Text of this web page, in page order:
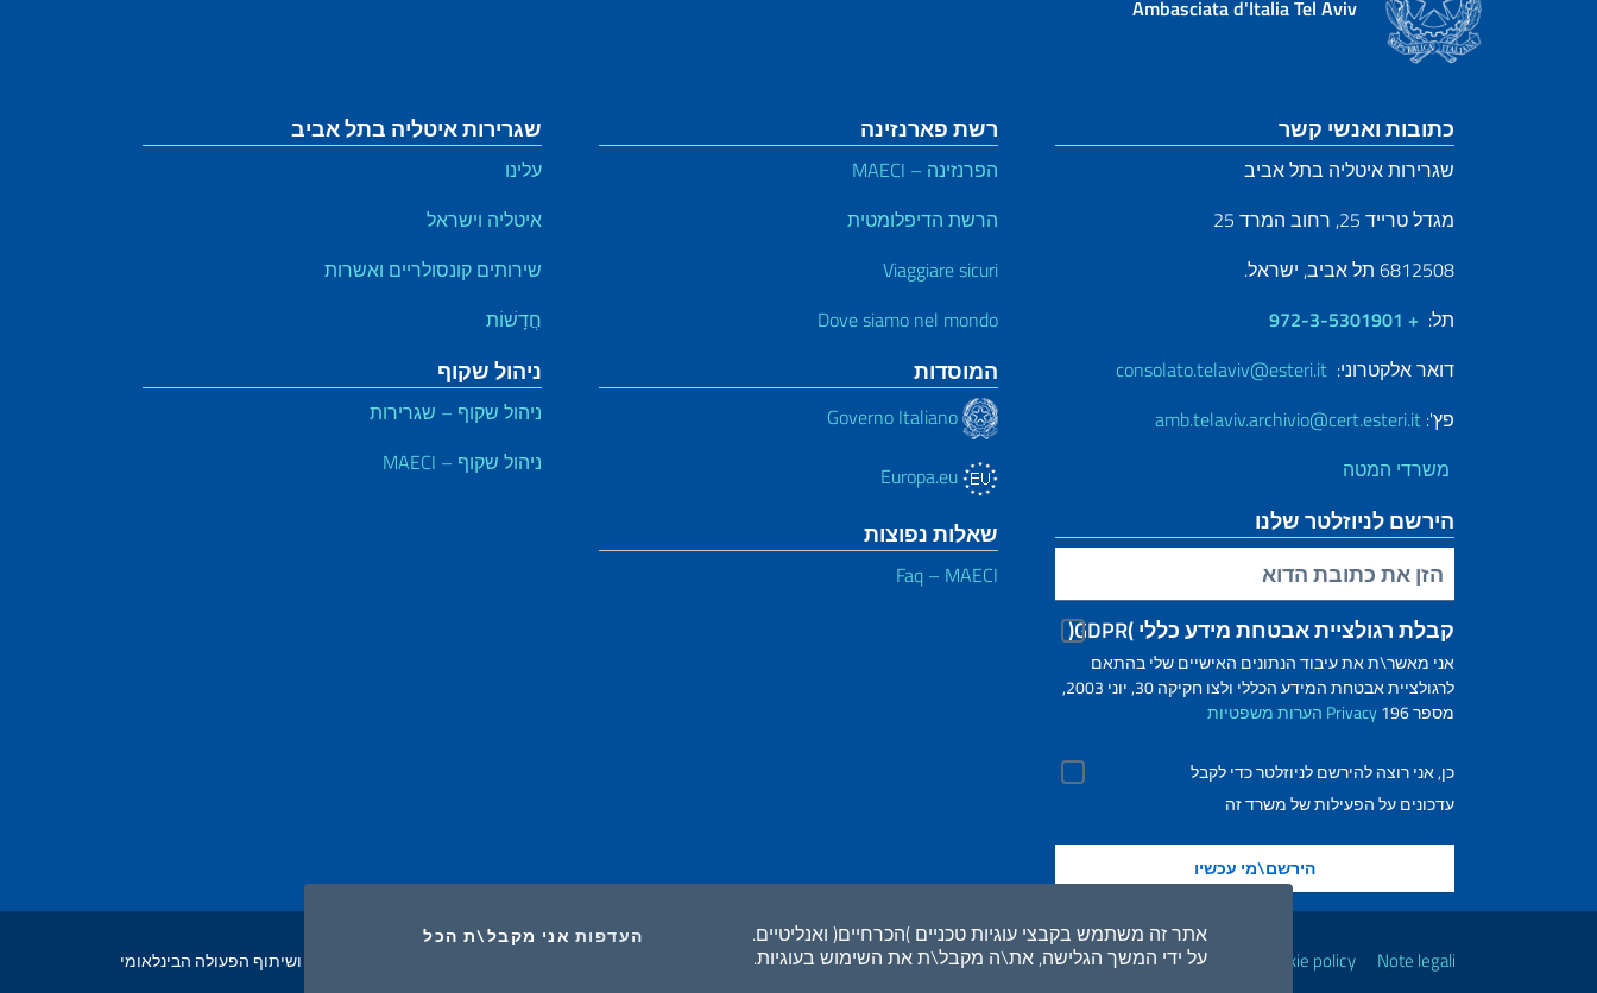
אתר זה משתמש בקבצי עוגיות טכניים )הכרחיים( ואנליטיים.
על ידי המשך הגלישה, את\ה מקבל\ת את השימוש בעוגיות.
העדפותCOOKIES
אני מקבל\ת הכלI COOKIES
Ambasciata d'Italia Tel Aviv
קטע כותרת תחתונה
כתובות ואנשי קשר
שגרירות איטליה בתל אביב
מגדל טרייד 25, רחוב המרד 25
6812508 תל אביב, ישראל.
תל: + 972-3-5301901
דואר אלקטרוני: consolato.telaviv@esteri.it
פץ': amb.telaviv.archivio@cert.esteri.it
משרדי המטה
הירשם לניוזלטר שלנו
הזן את כתובת הדוא"ל שלך
קבלת רגולציית אבטחת מידע כללי )GDPR(
אני מאשר\ת את עיבוד הנתונים האישיים שלי בהתאם
לרגולציית אבטחת המידע הכללי ולצו חקיקה 30, יוני 2003,
מספר 196
Privacy הערות משפטיות
כן, אני רוצה להירשם לניוזלטר כדי לקבל
עדכונים על הפעילות של משרד זה
רשת פארנזינה
הפרנזינה – MAECI
הרשת הדיפלומטית
Viaggiare sicuri
Dove siamo nel mondo
המוסדות
שאלות נפוצות
Faq – MAECI
שגרירות איטליה בתל אביב
עלינו
איטליה וישראל
שירותים קונסולריים ואשרות
חֲדָשׁוֹת
ניהול שקוף
ניהול שקוף – שגרירות
ניהול שקוף – MAECI
קישורים שימושיים
Note legali
Privacy e cookie policy
Dichiarazione di accessibilità